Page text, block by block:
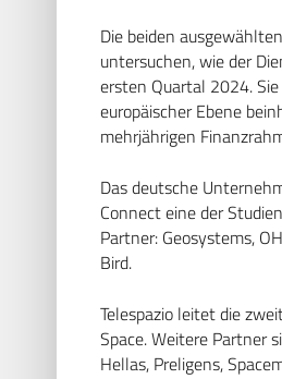
Die beiden
untersuchen, wie der
ersten Quartal 2024.
europäischer Ebene
mehrjährigen
Das deutsche
Connect eine der
Partner: Geosystems,
Bird.
Telespazio leitet die
Space. Weitere Partner
Hellas, Preligens,